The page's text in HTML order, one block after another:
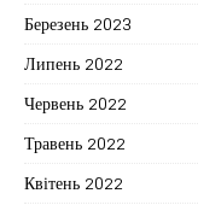
Березень 2023
Липень 2022
Червень 2022
Травень 2022
Квітень 2022